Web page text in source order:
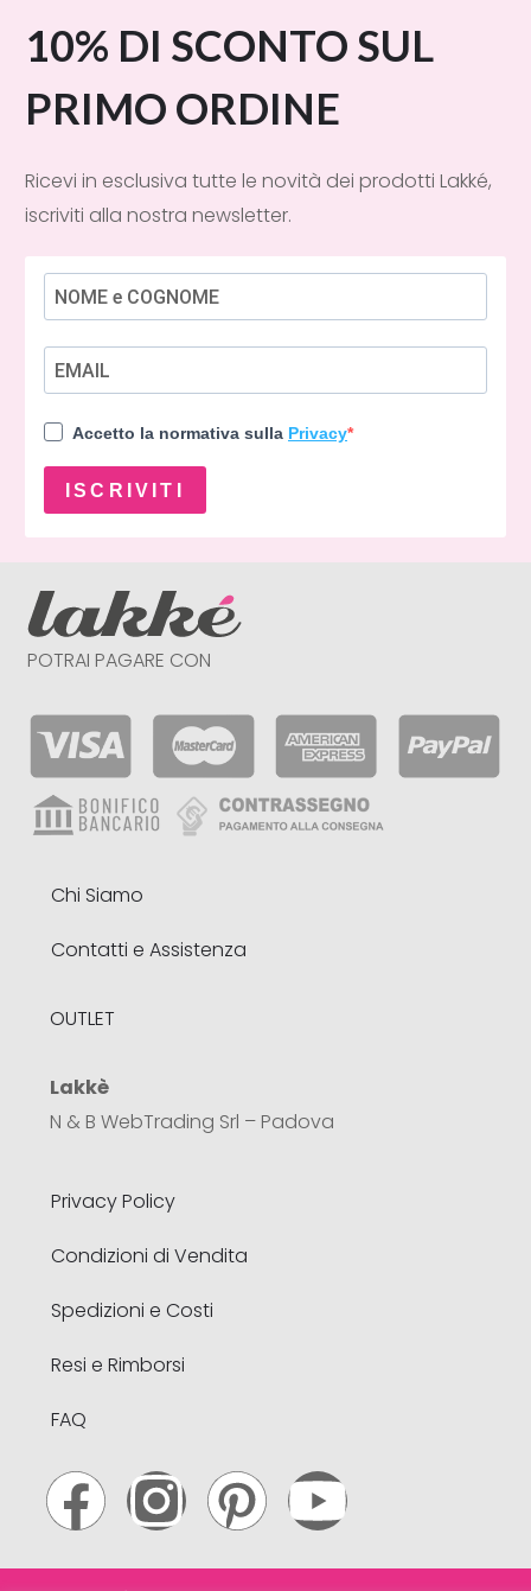
10% DI SCONTO SUL
PRIMO ORDINE
Ricevi in esclusiva tutte le novità dei prodotti Lakké,
iscriviti alla nostra newsletter.
Accetto la normativa sulla Privacy
ISCRIVITI
POTRAI PAGARE CON
Chi Siamo
Contatti e Assistenza
OUTLET
Lakkè
N & B WebTrading Srl – Padova
Privacy Policy
Condizioni di Vendita
Spedizioni e Costi
Resi e Rimborsi
FAQ